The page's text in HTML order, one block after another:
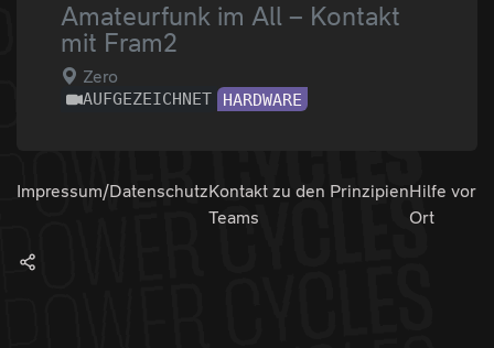
Amateurfunk im All – Kontakt
mit Fram2
Zero
AUFGEZEICHNET HARDWARE
Impressum/DatenschutzKontakt zu den
Teams
PrinzipienHilfe vor
Ort